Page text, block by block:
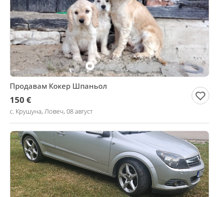
Продавам Кокер Шпаньол
150 €
с. Крушуна, Ловеч, 08 август